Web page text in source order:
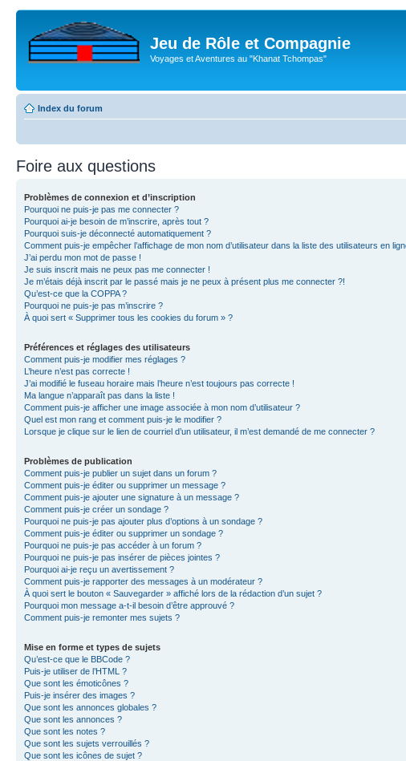
Jeu de Rôle et Compagnie
Voyages et Aventures au "Khanat Tchompas"
Index du forum
Foire aux questions
Problèmes de connexion et d’inscription
Pourquoi ne puis-je pas me connecter ?
Pourquoi ai-je besoin de m’inscrire, après tout ?
Pourquoi suis-je déconnecté automatiquement ?
Comment puis-je empêcher l’affichage de mon nom d’utilisateur dans la liste des utilisateurs en
J’ai perdu mon mot de passe !
Je suis inscrit mais ne peux pas me connecter !
Je m’étais déjà inscrit par le passé mais je ne peux à présent plus me connecter ?!
Qu’est-ce que la COPPA ?
Pourquoi ne puis-je pas m’inscrire ?
À quoi sert « Supprimer tous les cookies du forum » ?
Préférences et réglages des utilisateurs
Comment puis-je modifier mes réglages ?
L’heure n’est pas correcte !
J’ai modifié le fuseau horaire mais l’heure n’est toujours pas correcte !
Ma langue n’apparaît pas dans la liste !
Comment puis-je afficher une image associée à mon nom d’utilisateur ?
Quel est mon rang et comment puis-je le modifier ?
Lorsque je clique sur le lien de courriel d’un utilisateur, il m’est demandé de me connecter ?
Problèmes de publication
Comment puis-je publier un sujet dans un forum ?
Comment puis-je éditer ou supprimer un message ?
Comment puis-je ajouter une signature à un message ?
Comment puis-je créer un sondage ?
Pourquoi ne puis-je pas ajouter plus d’options à un sondage ?
Comment puis-je éditer ou supprimer un sondage ?
Pourquoi ne puis-je pas accéder à un forum ?
Pourquoi ne puis-je pas insérer de pièces jointes ?
Pourquoi ai-je reçu un avertissement ?
Comment puis-je rapporter des messages à un modérateur ?
À quoi sert le bouton « Sauvegarder » affiché lors de la rédaction d’un sujet ?
Pourquoi mon message a-t-il besoin d’être approuvé ?
Comment puis-je remonter mes sujets ?
Mise en forme et types de sujets
Qu’est-ce que le BBCode ?
Puis-je utiliser de l’HTML ?
Que sont les émoticônes ?
Puis-je insérer des images ?
Que sont les annonces globales ?
Que sont les annonces ?
Que sont les notes ?
Que sont les sujets verrouillés ?
Que sont les icônes de sujet ?